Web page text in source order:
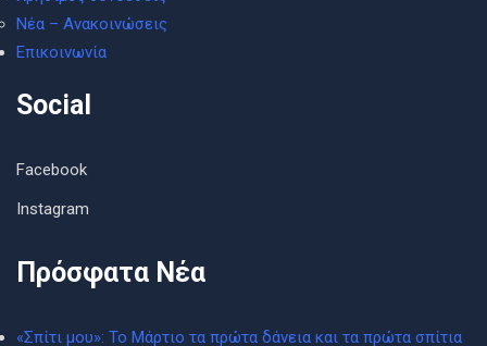
Νέα – Ανακοινώσεις
Επικοινωνία
Social
Facebook
Instagram
Πρόσφατα Νέα
«Σπίτι μου»: Το Μάρτιο τα πρώτα δάνεια και τα πρώτα σπίτια